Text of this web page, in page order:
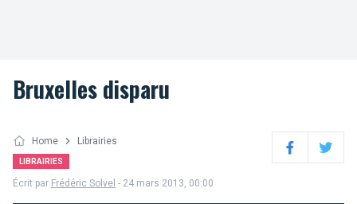
Bruxelles disparu
Home Librairies
LIBRAIRIES FacebookTwitter
Écrit par Frédéric Solvel - 24 mars 2013, 00:00